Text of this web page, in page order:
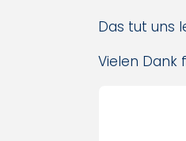
Das tut uns
Vielen Dank